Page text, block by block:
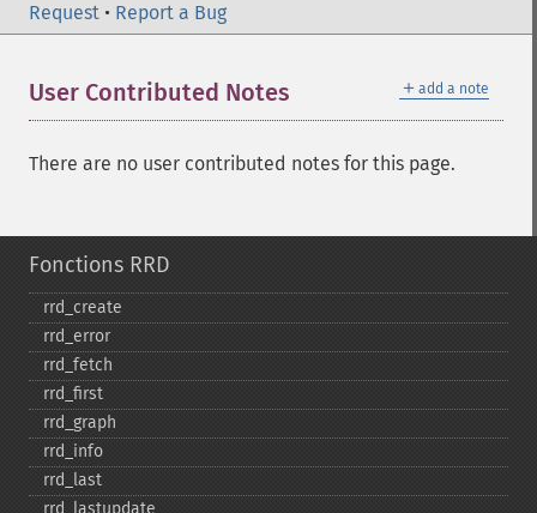
Request • Report a Bug
＋ add a note
User Contributed Notes
There are no user contributed notes for this page.
Fonctions RRD
rrd_​create
rrd_​error
rrd_​fetch
rrd_​first
rrd_​graph
rrd_​info
rrd_​last
rrd_​lastupdate